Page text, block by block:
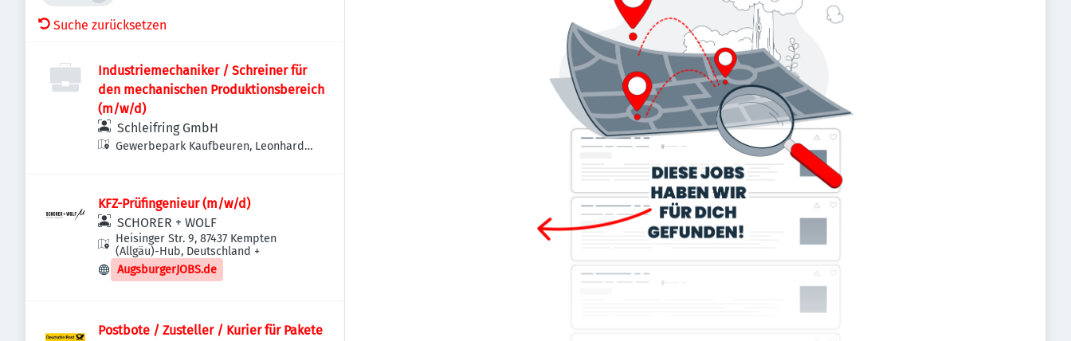
Suche zurücksetzen
Industriemechaniker / Schreiner für
den mechanischen Produktionsbereich
(m/w/d)
Schleifring GmbH
Gewerbepark Kaufbeuren, Leonhard-
KFZ-Prüfingenieur (m/w/d)
SCHORER + WOLF
Heisinger Str. 9, 87437 Kempten
(Allgäu)-Hub, Deutschland +
AugsburgerJOBS.de
Postbote / Zusteller / Kurier für Pakete